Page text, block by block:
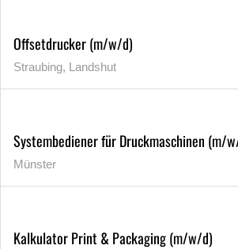
Offsetdrucker (m/w/d)
Straubing, Landshut
Systembediener für Druckmaschinen (m/
Münster
Kalkulator Print & Packaging (m/w/d)